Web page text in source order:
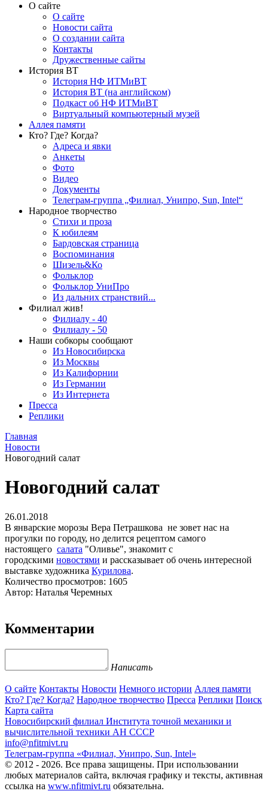
О сайте
О сайте
Новости сайта
О создании сайта
Контакты
Дружественные сайты
История ВТ
История НФ ИТМиВТ
История ВТ (на английском)
Подкаст об НФ ИТМиВТ
Виртуальный компьютерный музей
Аллея памяти
Кто? Где? Когда?
Адреса и явки
Анкеты
Фото
Видео
Документы
Телеграм-группа „Филиал, Унипро, Sun, Intel“
Народное творчество
Стихи и проза
К юбилеям
Бардовская страница
Воспоминания
Шизель&Ко
Фольклор
Фольклор УниПро
Из дальних странствий...
Филиал жив!
Филиалу - 40
Филиалу - 50
Наши собкоры сообщают
Из Новосибирска
Из Москвы
Из Калифорнии
Из Германии
Из Интернета
Пресса
Реплики
Главная
Новости
Новогодний салат
Новогодний салат
26.01.2018
В январские морозы Вера Петрашкова не зовет нас на
прогулки по городу, но делится рецептом самого
настоящего салата "Оливье", знакомит с
городскими новостями и рассказывает об очень интересной
выставке художника Курилова.
Количество просмотров: 1605
Автор: Наталья Черемных
Комментарии
Написать
О сайте Контакты Новости Немного истории Аллея памяти
Кто? Где? Когда? Народное творчество Пресса Реплики Поиск
Карта сайта
Новосибирский филиал Института точной механики и
вычислительной техники АН СССР
info@nfitmivt.ru
Телеграм-группа «Филиал, Унипро, Sun, Intel»
© 2012 - 2026. Все права защищены. При использовании
любых материалов сайта, включая графику и тексты, активная
ссылка на www.nfitmivt.ru обязательна.